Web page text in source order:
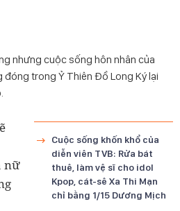
nhưng cuộc sống hôn nhân của
trong Ỷ Thiên Đồ Long Ký lại
Cuộc sống khốn khổ của
diễn viên TVB: Rửa bát
thuê, làm vệ sĩ cho idol
Kpop, cát-sê Xa Thi Mạn
chỉ bằng 1/15 Dương Mịch
nữ